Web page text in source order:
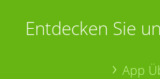
Entdecken Sie
App